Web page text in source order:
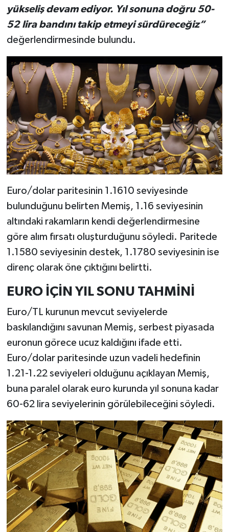
yükseliş devam ediyor. Yıl sonuna doğru 50-
52 lira bandını takip etmeyi sürdüreceğiz”
değerlendirmesinde bulundu.
Euro/dolar paritesinin 1.1610 seviyesinde
bulunduğunu belirten Memiş, 1.16 seviyesinin
altındaki rakamların kendi değerlendirmesine
göre alım fırsatı oluşturduğunu söyledi. Paritede
1.1580 seviyesinin destek, 1.1780 seviyesinin ise
direnç olarak öne çıktığını belirtti.
EURO İÇİN YIL SONU TAHMİNİ
Euro/TL kurunun mevcut seviyelerde
baskılandığını savunan Memiş, serbest piyasada
euronun görece ucuz kaldığını ifade etti.
Euro/dolar paritesinde uzun vadeli hedefinin
1.21-1.22 seviyeleri olduğunu açıklayan Memiş,
buna paralel olarak euro kurunda yıl sonuna kadar
60-62 lira seviyelerinin görülebileceğini söyledi.